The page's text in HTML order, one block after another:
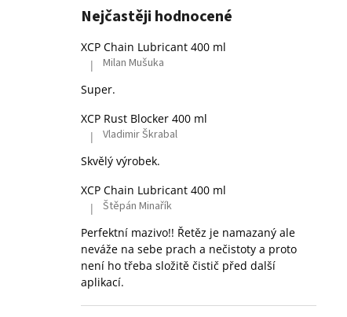
Nejčastěji hodnocené
XCP Chain Lubricant 400 ml
Hodnocení produktu je 5 z 5 hvězdiček.
| Milan Mušuka
Super.
XCP Rust Blocker 400 ml
Hodnocení produktu je 5 z 5 hvězdiček.
| Vladimir Škrabal
Skvělý výrobek.
XCP Chain Lubricant 400 ml
Hodnocení produktu je 5 z 5 hvězdiček.
| Štěpán Minařík
Perfektní mazivo!! Řetěz je namazaný ale
neváže na sebe prach a nečistoty a proto
není ho třeba složitě čistič před další
aplikací.